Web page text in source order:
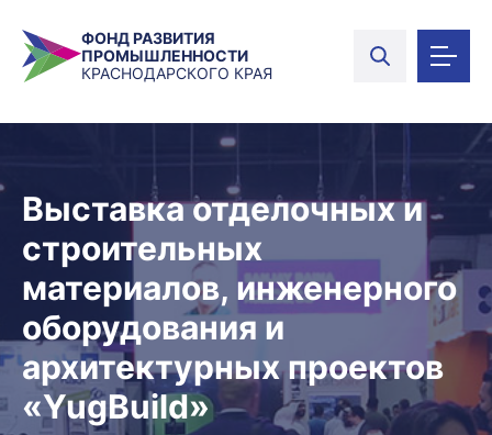
ФОНД РАЗВИТИЯ
ПРОМЫШЛЕННОСТИ
КРАСНОДАРСКОГО КРАЯ
Выставка отделочных и
строительных
материалов, инженерного
оборудования и
архитектурных проектов
«YugBuild»